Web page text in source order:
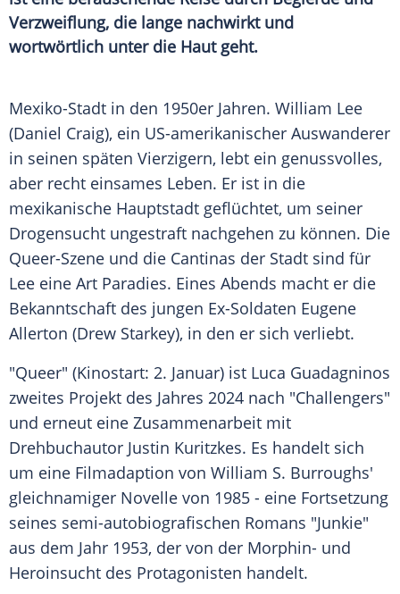
Verzweiflung, die lange nachwirkt und
wortwörtlich unter die Haut geht.
Mexiko-Stadt in den 1950er Jahren. William Lee
(Daniel Craig), ein US-amerikanischer Auswanderer
in seinen späten Vierzigern, lebt ein genussvolles,
aber recht einsames Leben. Er ist in die
mexikanische Hauptstadt geflüchtet, um seiner
Drogensucht ungestraft nachgehen zu können. Die
Queer-Szene und die Cantinas der Stadt sind für
Lee eine Art Paradies. Eines Abends macht er die
Bekanntschaft des jungen Ex-Soldaten Eugene
Allerton (Drew Starkey), in den er sich verliebt.
"Queer" (Kinostart: 2. Januar) ist Luca Guadagninos
zweites Projekt des Jahres 2024 nach "Challengers"
und erneut eine Zusammenarbeit mit
Drehbuchautor Justin Kuritzkes. Es handelt sich
um eine Filmadaption von William S. Burroughs'
gleichnamiger Novelle von 1985 - eine Fortsetzung
seines semi-autobiografischen Romans "Junkie"
aus dem Jahr 1953, der von der Morphin- und
Heroinsucht des Protagonisten handelt.